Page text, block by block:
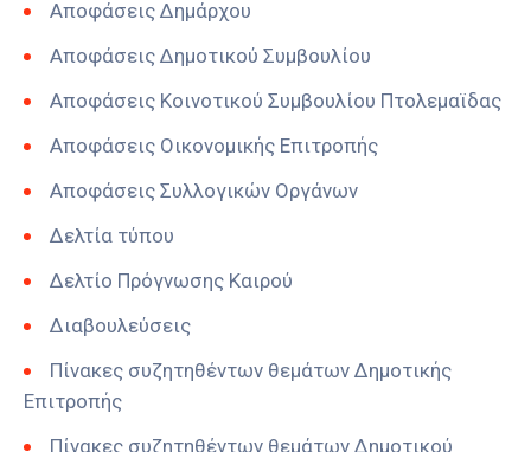
Αποφάσεις Δημάρχου
Αποφάσεις Δημοτικού Συμβουλίου
Αποφάσεις Κοινοτικού Συμβουλίου Πτολεμαϊδας
Αποφάσεις Οικονομικής Επιτροπής
Αποφάσεις Συλλογικών Οργάνων
Δελτία τύπου
Δελτίο Πρόγνωσης Καιρού
Διαβουλεύσεις
Πίνακες συζητηθέντων θεμάτων Δημοτικής
Επιτροπής
Πίνακες συζητηθέντων θεμάτων Δημοτικού